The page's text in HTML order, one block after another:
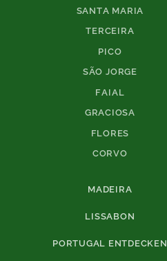
SANTA MARIA
TERCEIRA
PICO
SÃO JORGE
FAIAL
GRACIOSA
FLORES
CORVO
MADEIRA
LISSABON
PORTUGAL ENTDECKEN